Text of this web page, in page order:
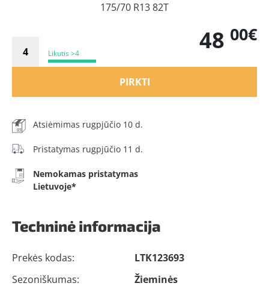
175/70 R13 82T
Likutis >4 48 00€
PIRKTI
Atsiėmimas rugpjūčio 10 d.
Pristatymas rugpjūčio 11 d.
Nemokamas pristatymas
Lietuvoje*
Techninė informacija
Prekės kodas:
LTK123693
Sezoniškumas:
Žieminės